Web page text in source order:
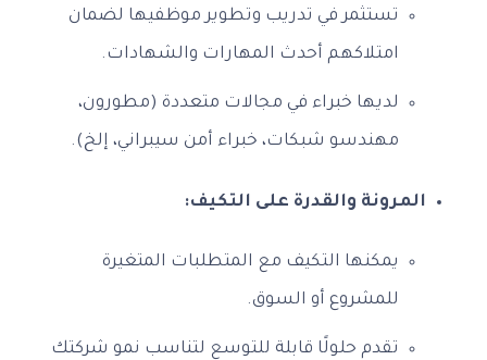
تستثمر في تدريب وتطوير موظفيها لضمان
امتلاكهم أحدث المهارات والشهادات.
لديها خبراء في مجالات متعددة (مطورون،
مهندسو شبكات، خبراء أمن سيبراني، إلخ).
المرونة والقدرة على التكيف:
يمكنها التكيف مع المتطلبات المتغيرة
للمشروع أو السوق.
تقدم حلولًا قابلة للتوسع لتناسب نمو شركتك